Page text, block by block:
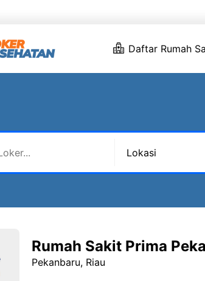
Daftar Rumah
Rumah Sakit Prima
Pekanbaru, Riau